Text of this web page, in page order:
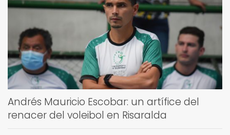
Andrés Mauricio Escobar: un artífice del
renacer del voleibol en Risaralda